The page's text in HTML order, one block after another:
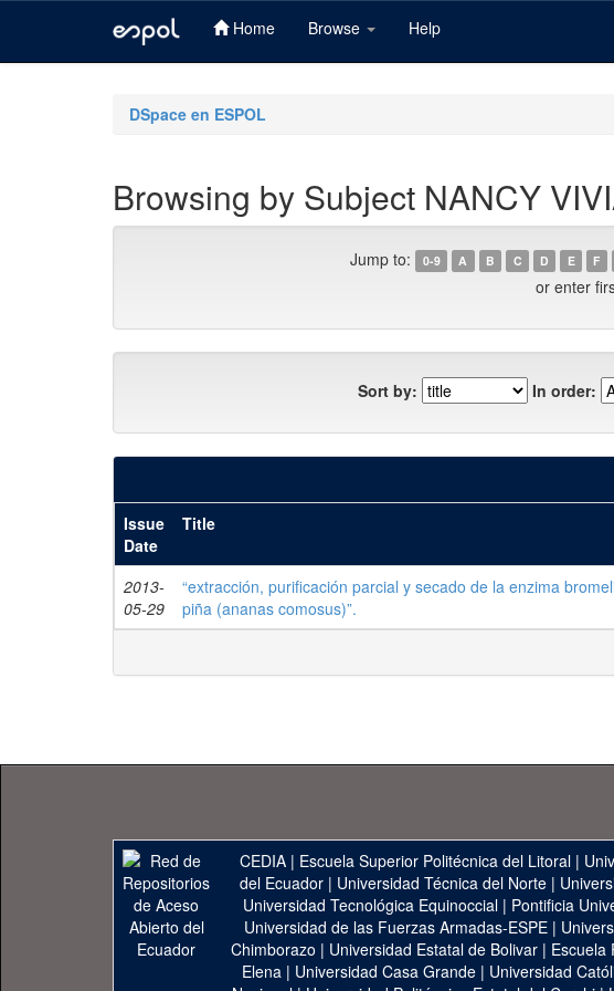
Home Browse Help
DSpace en ESPOL
Browsing by Subject NANCY
Jump to: 0-9 A B C D E F
or enter
Sort by: In order:
Issue
Date
Title
2013-
05-29
“extracción, purificación parcial y secado de la enzima
piña (ananas comosus)”.
CEDIA | Escuela Superior Politécnica del Litoral |
del Ecuador| Universidad Técnica del Norte|
Universidad Tecnológica Equinoccial| Pontificia
Universidad de las Fuerzas Armadas-ESPE |
Chimborazo | Universidad Estatal de Bolivar| Escuela
Elena | Universidad Casa Grande | Universidad